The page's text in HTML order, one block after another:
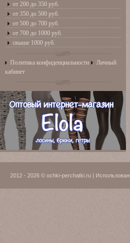
от 200 до 350 руб.
от 350 до 500 руб.
от 500 до 700 руб.
от 700 до 1000 руб.
свыше 1000 руб.
Политика конфиденциальности
Личный
кабинет
2012 - 2026 © ochki-perchatki.ru |